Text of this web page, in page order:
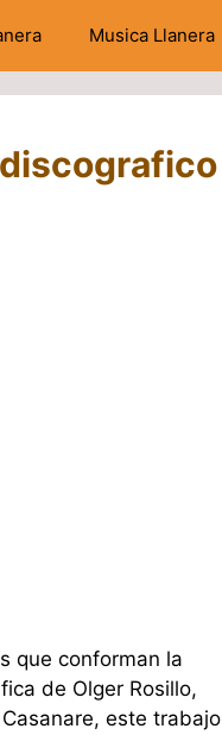
Musica Llanera
que conforman la
de Olger Rosillo,
este trabajo